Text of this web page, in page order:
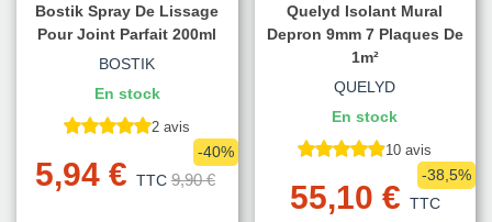
Bostik Spray De Lissage
Pour Joint Parfait 200ml
BOSTIK
En stock
2 avis
5,94 € TTC 9,90 €
-40%
Quelyd Isolant Mural
Depron 9mm 7 Plaques De
1m²
QUELYD
En stock
10 avis
55,10 € TTC
-38,5%